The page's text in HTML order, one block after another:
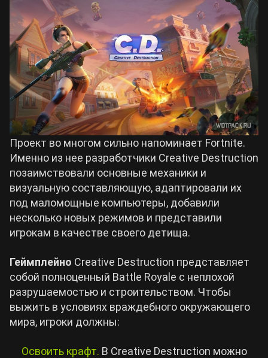
Проект во многом сильно напоминает Fortnite.
Именно из нее разработчики Creative Destruction
позаимствовали основные механики и
визуальную составляющую, адаптировали их
под маломощные компьютеры, добавили
несколько новых режимов и представили
игрокам в качестве своего детища.
Геймплейно Creative Destruction представляет
собой полноценный Battle Royale с неплохой
разрушаемостью и строительством. Чтобы
выжить в условиях враждебного окружающего
мира, игроки должны:
Освоить крафт. В Creative Destruction можно